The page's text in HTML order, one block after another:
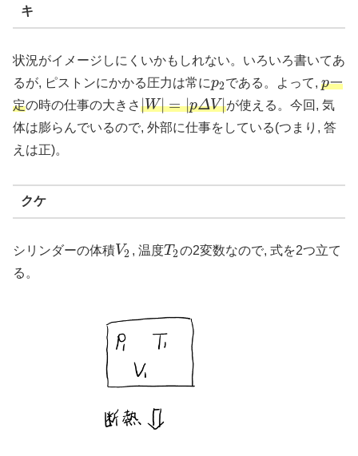
キ
状況がイメージしにくいかもしれない。いろいろ書いてあ
るが, ピストンにかかる圧力は常にp2
p2である。よって,p
p一
定の時の仕事の大きさ|W| = |pΔV |
|W|=|pΔV|
が使える。今回, 気
体は膨らんでいるので, 外部に仕事をしている(つまり, 答
えは正)。
クケ
シリンダーの体積V2
V2 , 温度T2
T2の2変数なので, 式を2つ立て
る。